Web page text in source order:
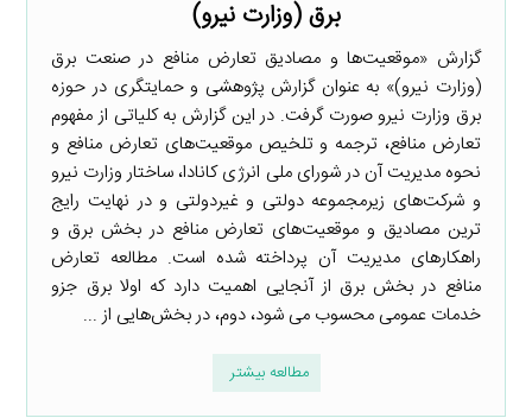
برق (وزارت نیرو)
گزارش «موقعیت‌ها و مصادیق تعارض منافع در صنعت برق
(وزارت نیرو)» به عنوان گزارش پژوهشی و حمایتگری در حوزه
برق وزارت نیرو صورت گرفت. در این گزارش به کلیاتی از مفهوم
تعارض منافع، ترجمه و تلخیص موقعیت‌های تعارض منافع و
نحوه مدیریت آن در شورای ملی انرژی کانادا، ساختار وزارت نیرو
و شرکت‌های زیرمجموعه دولتی و غیردولتی و در نهایت رایج
ترین مصادیق و موقعیت‌های تعارض منافع در بخش برق و
راهکارهای مدیریت آن پرداخته شده است. مطالعه تعارض
منافع در بخش برق از آنجایی اهمیت دارد که اولا برق جزو
خدمات عمومی محسوب می شود، دوم، در بخش‌هایی از ...
مطالعه بیشتر